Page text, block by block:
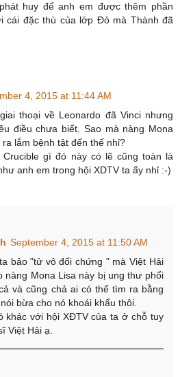
huy để anh em được thêm phần
cái đặc thù của lớp Đỏ mà Thành đã
4, 2015 at 11:44 AM
thoại về Leonardo đã Vinci nhưng
điều chưa biết. Sao mà nàng Mona
lắm bệnh tật đến thế nhỉ?
Crucible gì đó này có lẽ cũng toàn là
anh em trong hội XDTV ta ấy nhỉ :-)
September 4, 2015 at 11:50 AM
bảo "tử vô đối chứng " mà Việt Hải
nàng Mona Lisa này bị ung thư phổi
và cũng chả ai có thể tìm ra bằng
bừa cho nó khoái khẩu thôi.
khác với hội XĐTV của ta ở chỗ tuy
Việt Hải ạ.